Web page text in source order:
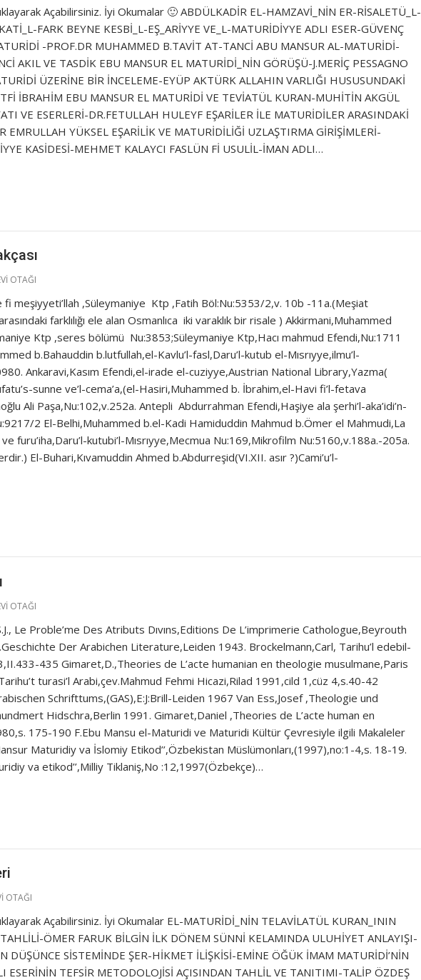
Açabilirsiniz. İyi Okumalar 🙂 ABDÜLKADİR EL-HAMZAVİ_NİN ER-RİSALETÜ_L-
FARK BEYNE KESBİ_L-EŞ_ARİYYE VE_L-MATURİDİYYE ADLI ESER-GÜVENÇ
-PROF.DR MUHAMMED B.TAVİT AT-TANCİ ABU MANSUR AL-MATURİDİ-
AKIL VE TASDİK EBU MANSUR EL MATURİDİ_NİN GÖRÜŞÜ-J.MERİÇ PESSAGNO
ÜZERİNE BİR İNCELEME-EYÜP AKTÜRK ALLAHIN VARLIĞI HUSUSUNDAKİ
İBRAHİM EBU MANSUR EL MATURİDİ VE TEVİATÜL KURAN-MUHİTİN AKGÜL
VE ESERLERİ-DR.FETULLAH HULEYF EŞARİLER İLE MATURİDİLER ARASINDAKİ
EMRULLAH YÜKSEL EŞARİLİK VE MATURİDİLİĞİ UZLAŞTIRMA GİRİŞİMLERİ-
KASİDESİ-MEHMET KALAYCI FASLÜN Fİ USULİL-İMAN ADLI…
OTAĞI
fi meşiyyeti’llah ,Süleymaniye Ktp ,Fatih Böl:Nu:5353/2,v. 10b -11a.(Meşiat
farklılığı ele alan Osmanlıca iki varaklık bir risale ) Akkirmani,Muhammed
Ktp ,seres bölümü Nu:3853;Süleymaniye Ktp,Hacı mahmud Efendi,Nu:1711
b.Bahauddin b.lutfullah,el-Kavlu’l-fasl,Daru’l-kutub el-Mısrıyye,ilmu’l-
Ankaravi,Kasım Efendi,el-irade el-cuziyye,Austrian National Library,Yazma(
sunne ve’l-cema’a,(el-Hasiri,Muhammed b. İbrahim,el-Havi fi’l-fetava
Ali Paşa,Nu:102,v.252a. Antepli Abdurrahman Efendi,Haşiye ala şerhi’l-aka’idi’n-
2 El-Belhi,Muhammed b.el-Kadi Hamiduddin Mahmud b.Ömer el Mahmudi,La
furu’iha,Daru’l-kutubi’l-Mısrıyye,Mecmua Nu:169,Mikrofilm Nu:5160,v.188a.-205a.
El-Buhari,Kıvamuddin Ahmed b.Abdurreşid(VI.XII. asır ?)Cami’u’l-
OTAĞI
Le Proble’me Des Atributs Dıvıns,Editions De L’imprimerie Cathologue,Beyrouth
Der Arabichen Literature,Leiden 1943. Brockelmann,Carl, Tarihu’l edebil-
435 Gimaret,D.,Theories de L’acte humanian en theologie musulmane,Paris
turasi’l Arabi,çev.Mahmud Fehmi Hicazi,Rilad 1991,cild 1,cüz 4,s.40-42
Schrifttums,(GAS),E:J:Brill-Leiden 1967 Van Ess,Josef ,Theologie und
Hidschra,Berlin 1991. Gimaret,Daniel ,Theories de L’acte human en
175-190 F.Ebu Mansu el-Maturidi ve Maturidi Kültür Çevresiyle ilgili Makaleler
Maturidiy va İslomiy Etikod’’,Özbekistan Müslümonları,(1997),no:1-4,s. 18-19.
va etikod’’,Milliy Tiklaniş,No :12,1997(Özbekçe)…
OTAĞI
Açabilirsiniz. İyi Okumalar EL-MATURİDİ_NİN TELAVİLATÜL KURAN_ININ
ÖMER FARUK BİLGİN İLK DÖNEM SÜNNİ KELAMINDA ULUHİYET ANLAYIŞI-
DÜŞÜNCE SİSTEMİNDE ŞER-HİKMET İLİŞKİSİ-EMİNE ÖĞÜK İMAM MATURİDİ’NİN
ESERİNİN TEFSİR METODOLOJİSİ AÇISINDAN TAHLİL VE TANITIMI-TALİP ÖZDEŞ